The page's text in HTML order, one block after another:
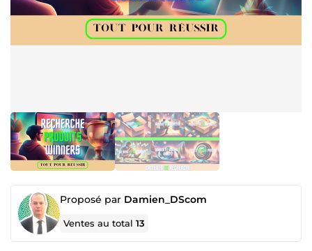
Proposé par Damien_DScom
Ventes au total13